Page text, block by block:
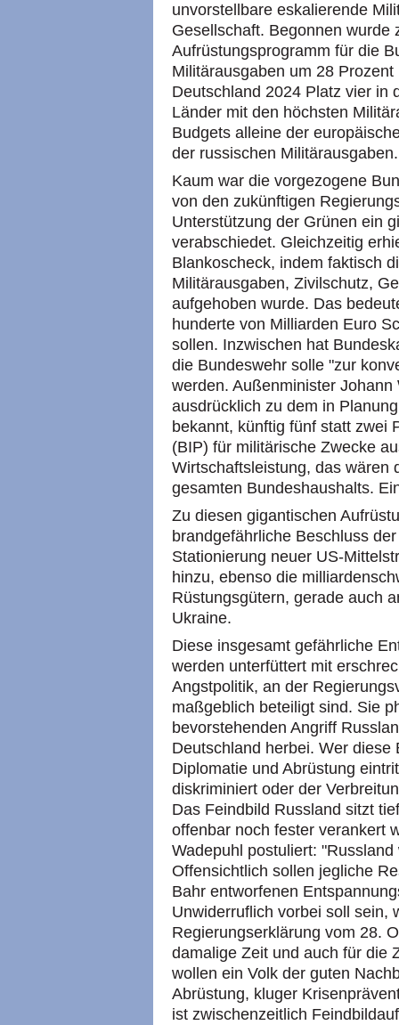
unvorstellbare eskalierende
Gesellschaft. Begonnen wurde
Aufrüstungsprogramm für die
Militärausgaben um 28
Deutschland 2024 Platz vier in
Länder mit den höchsten
Budgets alleine der
der russischen Militärausgaben.
Kaum war die vorgezogene
von den zukünftigen
Unterstützung der Grünen ein
verabschiedet. Gleichzeitig
Blankoscheck, indem faktisch
Militärausgaben, Zivilschutz,
aufgehoben wurde. Das
hunderte von Milliarden Euro
sollen. Inzwischen hat
die Bundeswehr solle "zur
werden. Außenminister
ausdrücklich zu dem in
bekannt, künftig fünf statt zwei
(BIP) für militärische Zwecke
Wirtschaftsleistung, das wären
gesamten Bundeshaushalts.
Zu diesen gigantischen
brandgefährliche Beschluss
Stationierung neuer US-
hinzu, ebenso die
Rüstungsgütern, gerade auch
Ukraine.
Diese insgesamt gefährliche
werden unterfüttert mit
Angstpolitik, an der
maßgeblich beteiligt sind. Sie
bevorstehenden Angriff
Deutschland herbei. Wer
Diplomatie und Abrüstung
diskriminiert oder der
Das Feindbild Russland sitzt
offenbar noch fester verankert
Wadepuhl postuliert:
Offensichtlich sollen jegliche
Bahr entworfenen
Unwiderruflich vorbei soll sein,
Regierungserklärung vom 28.
damalige Zeit und auch für die
wollen ein Volk der guten
Abrüstung, kluger
ist zwischenzeitlich